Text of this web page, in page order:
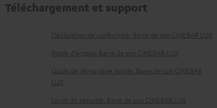
Téléchargement et support
D
o
u
Déclaration de conformité: Barre de son CINEBAR LUX
Mode d’emploi: Barre de son CINEBAR LUX
Guide de démarrage rapide: Barre de son CINEBAR
LUX
Livret de sécurité: Barre de son CINEBAR LUX